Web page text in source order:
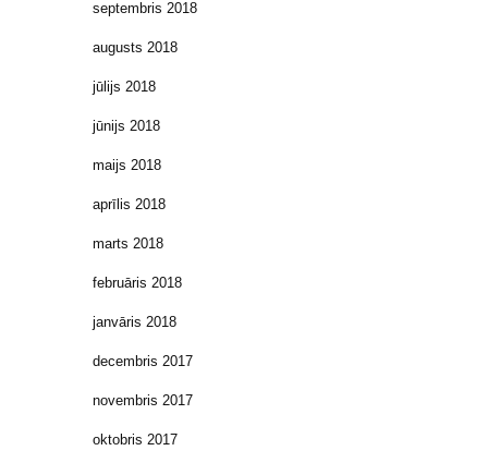
septembris 2018
augusts 2018
jūlijs 2018
jūnijs 2018
maijs 2018
aprīlis 2018
marts 2018
februāris 2018
janvāris 2018
decembris 2017
novembris 2017
oktobris 2017